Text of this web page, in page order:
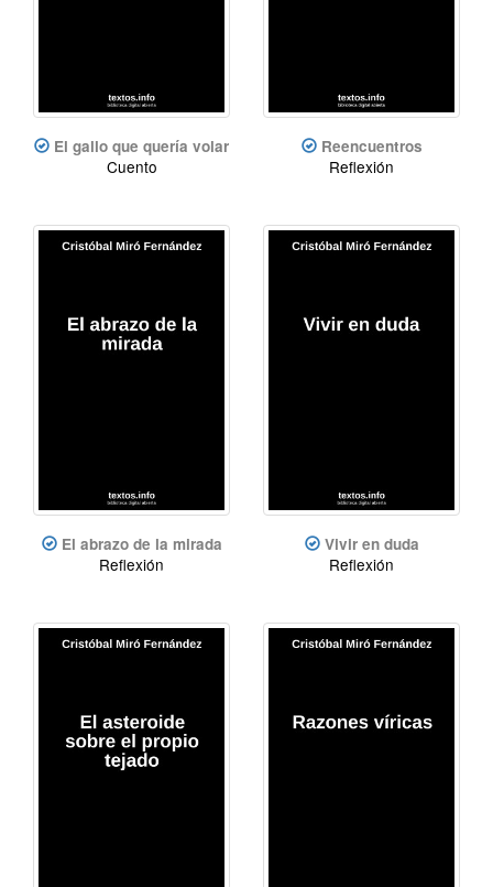
El gallo que quería volar
Cuento
Reencuentros
Reflexión
El abrazo de la mirada
Reflexión
Vivir en duda
Reflexión